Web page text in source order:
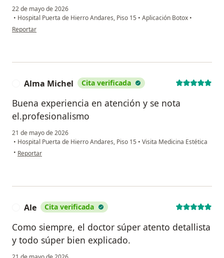
22 de mayo de 2026
• Hospital Puerta de Hierro Andares, Piso 15 • Aplicación Botox •
en opinión del usuario Elizabeth Ruiz
Reportar
Alma Michel Cita verificada
Buena experiencia en atención y se nota
el.profesionalismo
21 de mayo de 2026
• Hospital Puerta de Hierro Andares, Piso 15 • Visita Medicina Estética
• en opinión del usuario Alma Michel
Reportar
Ale Cita verificada
Como siempre, el doctor súper atento detallista
y todo súper bien explicado.